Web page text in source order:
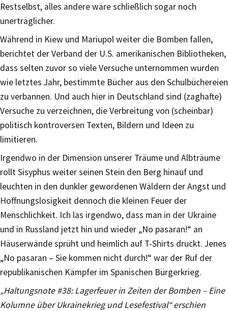
Restselbst, alles andere wäre schließlich sogar noch
unerträglicher.
Während in Kiew und Mariupol weiter die Bomben fallen,
berichtet der Verband der U.S. amerikanischen Bibliotheken,
dass selten zuvor so viele Versuche unternommen wurden
wie letztes Jahr, bestimmte Bücher aus den Schulbüchereien
zu verbannen. Und auch hier in Deutschland sind (zaghafte)
Versuche zu verzeichnen, die Verbreitung von (scheinbar)
politisch kontroversen Texten, Bildern und Ideen zu
limitieren.
Irgendwo in der Dimension unserer Träume und Albträume
rollt Sisyphus weiter seinen Stein den Berg hinauf und
leuchten in den dunkler gewordenen Wäldern der Angst und
Hoffnungslosigkeit dennoch die kleinen Feuer der
Menschlichkeit. Ich las irgendwo, dass man in der Ukraine
und in Russland jetzt hin und wieder „No pasaran!“ an
Häuserwände sprüht und heimlich auf T-Shirts druckt. Jenes
„No pasaran – Sie kommen nicht durch!“ war der Ruf der
republikanischen Kämpfer im Spanischen Bürgerkrieg.
„Haltungsnote #38: Lagerfeuer in Zeiten der Bomben – Eine
Kolumne über Ukrainekrieg und Lesefestival“ erschien